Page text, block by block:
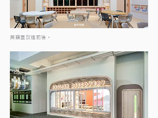
英語室改造前後。